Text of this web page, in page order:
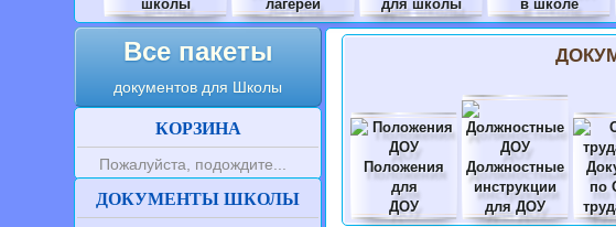
школы
лагерей
для школы
в школе
Положения
для
ДОУ
Должностные
инструкции
для ДОУ
по
Все пакеты
документов для Школы
КОРЗИНА
Пожалуйста, подождите...
ДОКУМЕНТЫ ШКОЛЫ